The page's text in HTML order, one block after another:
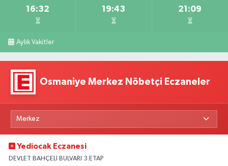
16:32 19:43 21:09
Aylık Vakitler
Osmaniye Merkez Nöbetçi Eczaneler
Yediocak Eczanesi
DEVLET BAHÇELİ BULVARI 3.ETAP